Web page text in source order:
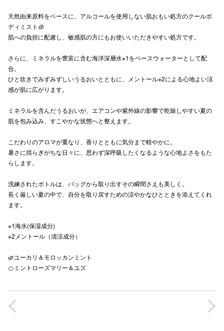
天然由来原料をベースに、アルコールを使用しない肌おもい処方のクールボ
ディミスト🧊
肌への負担に配慮し、敏感肌の方にもお使いいただきやすい処方です。
さらに、ミネラルを豊富に含む海洋深層水※1をベースウォーターとして配
合。
ひと吹きでみずみずしいうるおいとともに、メントール※2による心地よい涼
感が肌に広がります。
ミネラルを含んだうるおいが、エアコンや紫外線の影響で乾燥しやすい夏の
肌を包み込み、すこやかな状態へと整えます。
こだわりのアロマが重なり、香りとともに気分まで軽やかに。
暑さに揺らぎがちな日々に、思わず深呼吸したくなるような心地よさをもた
らします。
洗練されたボトルは、バッグから取り出すその瞬間さえも美しく。
長く厳しい夏の中で、自分を取り戻すための涼やかなひとときを添えてくれ
ます。
※1海水(保湿成分)
※2メントール（清涼成分）
🌿‬ユーカリ＆モロッカンミント
🍊ミントローズマリー＆ユズ
高崎オ